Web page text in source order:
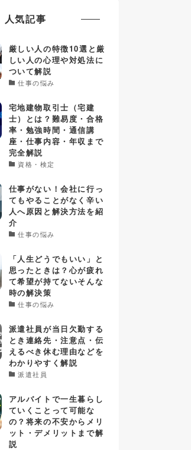
人気記事
厳しい人の特徴10選と厳
しい人の心理や対処法に
ついて解説
仕事の悩み
宅地建物取引士（宅建
士）とは？難易度・合格
率・勉強時間・通信講
座・仕事内容・年収まで
完全解説
資格・検定
仕事がない！会社に行っ
てもやることがなく辛い
人へ原因と解決方法を紹
介
仕事の悩み
「人生どうでもいい」と
思ったときは？心が疲れ
て希望が持てないそんな
時の解決策
仕事の悩み
派遣社員が当日欠勤する
とき連絡先・注意点・伝
えるべき休む理由などを
わかりやすく解説
派遣社員
アルバイトで一生暮らし
ていくことって可能な
の？将来の不安からメリ
ット・デメリットまで解
説